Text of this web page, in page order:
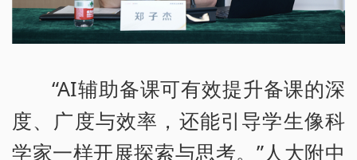
“AI辅助备课可有效提升备课的深
度、广度与效率，还能引导学生像科
学家一样开展探索与思考。”人大附中